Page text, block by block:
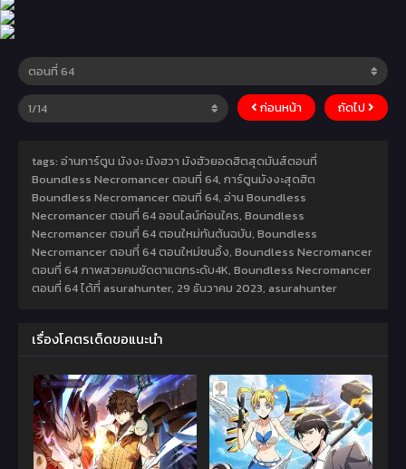
ก่อนหน้า ถัดไป
tags: อ่านการ์ตูน มังงะ มังฮวา มังฮัวยอดฮิตสุดมันส์ตอนที่
Boundless Necromancer ตอนที่ 64, การ์ตูนมังงะสุดฮิต
Boundless Necromancer ตอนที่ 64, อ่าน Boundless
Necromancer ตอนที่ 64 ออนไลน์ก่อนใคร, Boundless
Necromancer ตอนที่ 64 ตอนใหม่ทันต้นฉบับ, Boundless
Necromancer ตอนที่ 64 ตอนใหม่ชนอิ้ง, Boundless Necromancer
ตอนที่ 64 ภาพสวยคมชัดตาแตกระดับ4K, Boundless Necromancer
ตอนที่ 64 ได้ที่ asurahunter, 29 ธันวาคม 2023, asurahunter
เรื่องโคตรเด็ดขอแนะนำ